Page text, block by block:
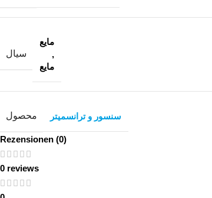
سیال
مایع
,
مایع
محصول سنسور و ترانسمیتر
Rezensionen (0)
0 reviews